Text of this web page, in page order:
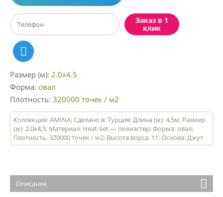
Заказ в 1
клик
Размер (м) 2.0x4.5
Форма овал
Плотность 320000 точек / м2
Коллекция: AMINA; Сделано в: Турция; Длина (м): 4,5м; Размер
(м): 2,0х4,5; Материал: Heat-Set — полиэстер; Форма: овал;
Плотность: 320000 точек / м2; Высота ворса: 11; Основа: Джут
Описание